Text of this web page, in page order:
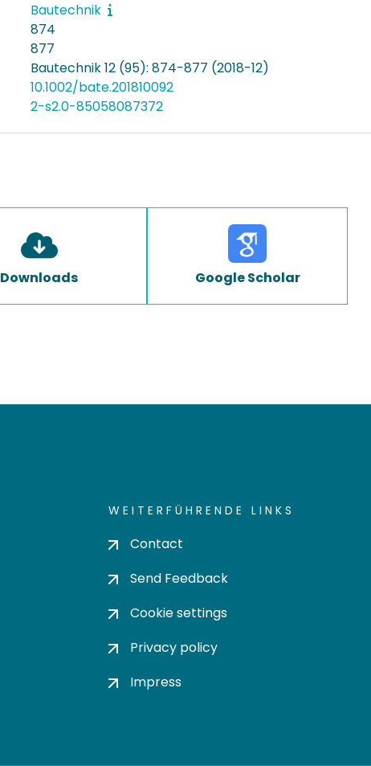
Bautechnik
874
877
Bautechnik 12 (95): 874-877 (2018-12)
10.1002/bate.201810092
2-s2.0-85058087372
Downloads Google Scholar
WEITERFÜHRENDE LINKS
Contact
Send Feedback
Cookie settings
Privacy policy
Impress